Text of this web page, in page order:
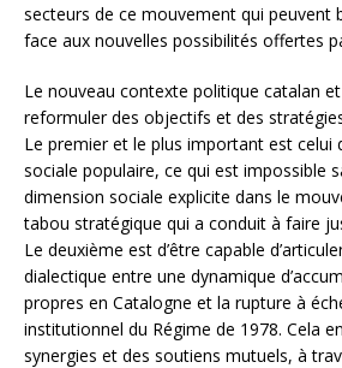
secteurs de ce mouvement qui peuvent
face aux nouvelles possibilités offertes
Le nouveau contexte politique catalan
reformuler des objectifs et des
Le premier et le plus important est celui
sociale populaire, ce qui est impossible
dimension sociale explicite dans le
tabou stratégique qui a conduit à faire
Le deuxième est d’être capable
dialectique entre une dynamique
propres en Catalogne et la rupture à
institutionnel du Régime de 1978. Cela
synergies et des soutiens mutuels, à